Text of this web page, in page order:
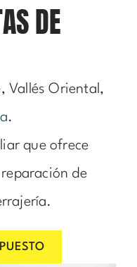
DE
Vallés Oriental,
.
que ofrece
de